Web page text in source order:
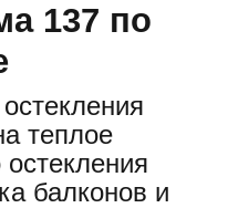
137 по
теплое
балконов и